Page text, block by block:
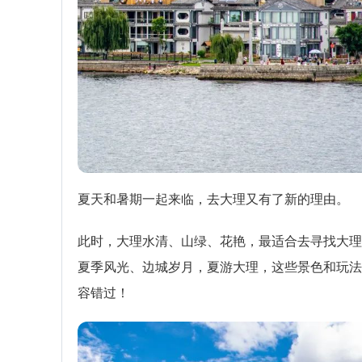
夏天和暑期一起来临，去大理又有了新的理由。
此时，大理水清、山绿、花艳，最适合去寻找大
夏季风光、边城岁月，夏游大理，这些景色和玩
容错过！